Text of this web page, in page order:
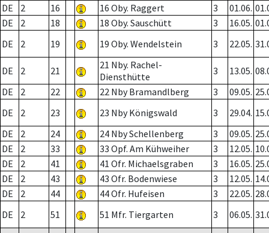
DE
2 16 16 Oby. Raggert 3 01.06.
DE
2 18 18 Oby. Sauschütt 3 16.05.
DE
2 19 19 Oby. Wendelstein 3 22.05.
DE 2 21
21 Nby. Rachel-
Diensthütte
3 13.05.
DE
2 22 22 Nby Bramandlberg 3 09.05.
DE
2 23 23 Nby Königswald 3 29.04.
DE
2 24 24 Nby Schellenberg 3 09.05.
DE
2 33 33 Opf. Am Kühweiher 3 12.05.
DE
2 41 41 Ofr. Michaelsgraben 3 16.05.
DE
2 43 43 Ofr. Bodenwiese 3 12.05.
DE
2 44 44 Ofr. Hufeisen 3 22.05.
DE
2 51 51 Mfr. Tiergarten 3 06.05.